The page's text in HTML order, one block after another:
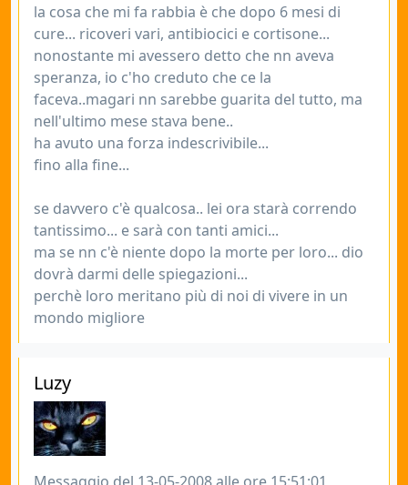
la cosa che mi fa rabbia è che dopo 6 mesi di
cure... ricoveri vari, antibiocici e cortisone...
nonostante mi avessero detto che nn aveva
speranza, io c'ho creduto che ce la
faceva..magari nn sarebbe guarita del tutto, ma
nell'ultimo mese stava bene..
ha avuto una forza indescrivibile...
fino alla fine...
se davvero c'è qualcosa.. lei ora starà correndo
tantissimo... e sarà con tanti amici...
ma se nn c'è niente dopo la morte per loro... dio
dovrà darmi delle spiegazioni...
perchè loro meritano più di noi di vivere in un
mondo migliore
Luzy